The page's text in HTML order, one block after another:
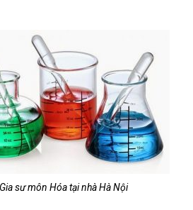
Gia sư môn Hóa tại nhà Hà Nội